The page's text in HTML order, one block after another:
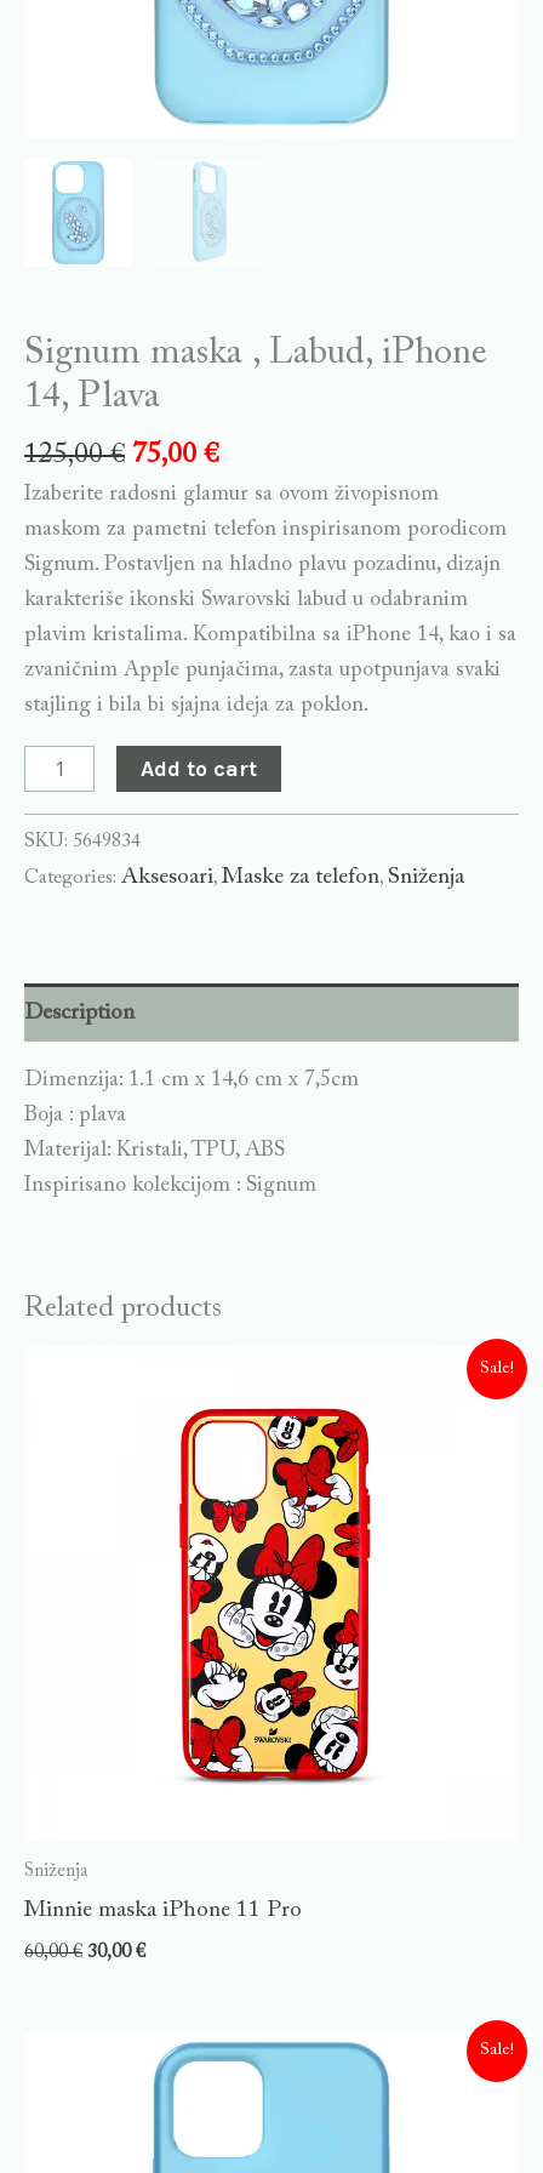
Signum maska , Labud, iPhone
14, Plava
125,00€ 75,00 €
Izaberite radosni glamur sa ovom živopisnom
maskom za pametni telefon inspirisanom porodicom
Signum. Postavljen na hladno plavu pozadinu, dizajn
karakteriše ikonski Swarovski labud u odabranim
plavim kristalima. Kompatibilna sa iPhone 14, kao i sa
zvaničnim Apple punjačima, zasta upotpunjava svaki
stajling i bila bi sjajna ideja za poklon.
Add to cart
SKU: 5649834
Categories: Aksesoari,Maske za telefon, Sniženja
Description
Dimenzija: 1.1 cm x 14,6 cm x 7,5cm
Boja : plava
Materijal: Kristali, TPU, ABS
Inspirisano kolekcijom : Signum
Related products
Sale!
Sniženja
Minnie maska iPhone 11 Pro
60,00€ 30,00€
Sale!